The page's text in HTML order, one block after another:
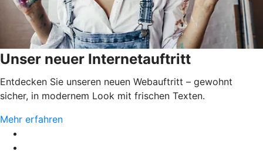
Unser neuer Internetauftritt
Entdecken Sie unseren neuen Webauftritt – gewohnt
sicher, in modernem Look mit frischen Texten.
Mehr erfahren